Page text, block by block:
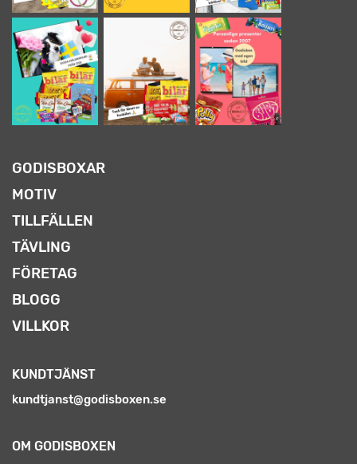
GODISBOXAR
MOTIV
TILLFÄLLEN
TÄVLING
FÖRETAG
BLOGG
VILLKOR
KUNDTJÄNST
kundtjanst@godisboxen.se
OM GODISBOXEN